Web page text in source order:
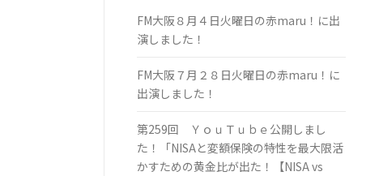
FM大阪８月４日火曜日の赤maru！に出
演しました！
FM大阪７月２８日火曜日の赤maru！に
出演しました！
第259回 ＹｏｕＴｕｂｅ公開しまし
た！「NISAと変額保険の特性を最大限活
かすための黄金比が出た！【NISA vs